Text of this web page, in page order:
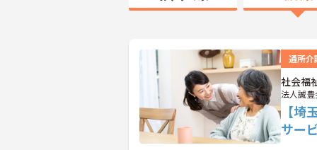
通所介
社会福
法人誠豊
【
サー